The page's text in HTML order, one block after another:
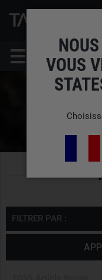
FILTRER PAR :
VOUS